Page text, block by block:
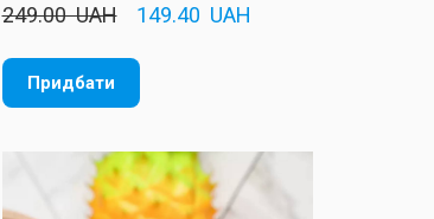
249.00  UAH 149.40  UAH
Придбати